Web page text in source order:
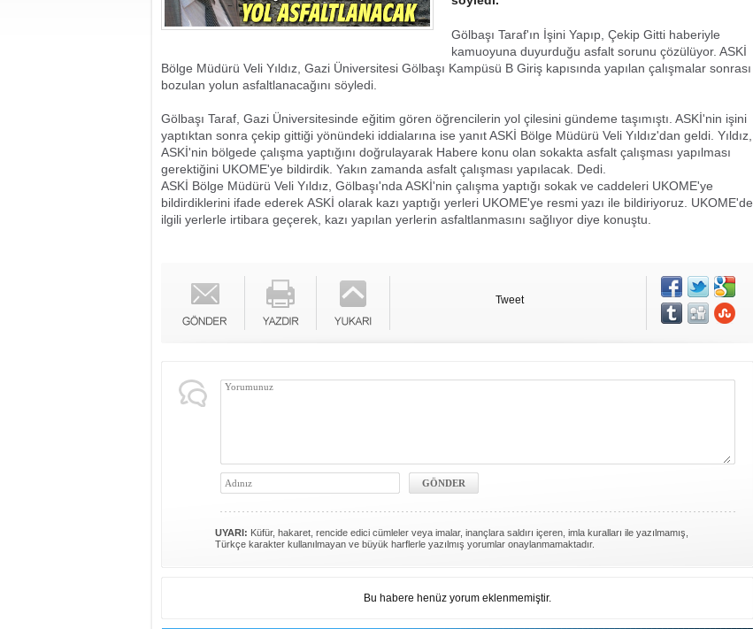
Gölbaşı Taraf'ın İşini Yapıp, Çekip Gitti haberiyle
kamuoyuna duyurduğu asfalt sorunu çözülüyor. ASKİ
Bölge Müdürü Veli Yıldız, Gazi Üniversitesi Gölbaşı Kampüsü B Giriş kapısında yapılan çalışmalar sonrası
bozulan yolun asfaltlanacağını söyledi.
Gölbaşı Taraf, Gazi Üniversitesinde eğitim gören öğrencilerin yol çilesini gündeme taşımıştı. ASKİ'nin işini
yaptıktan sonra çekip gittiği yönündeki iddialarına ise yanıt ASKİ Bölge Müdürü Veli Yıldız'dan geldi. Yıldız,
ASKİ'nin bölgede çalışma yaptığını doğrulayarak Habere konu olan sokakta asfalt çalışması yapılması
gerektiğini UKOME'ye bildirdik. Yakın zamanda asfalt çalışması yapılacak. Dedi.
ASKİ Bölge Müdürü Veli Yıldız, Gölbaşı'nda ASKİ'nin çalışma yaptığı sokak ve caddeleri UKOME'ye
bildirdiklerini ifade ederek ASKİ olarak kazı yaptığı yerleri UKOME'ye resmi yazı ile bildiriyoruz. UKOME'de
ilgili yerlerle irtibara geçerek, kazı yapılan yerlerin asfaltlanmasını sağlıyor diye konuştu.
Tweet
UYARI: Küfür, hakaret, rencide edici cümleler veya imalar, inançlara saldırı içeren, imla kuralları ile yazılmamış,
Türkçe karakter kullanılmayan ve büyük harflerle yazılmış yorumlar onaylanmamaktadır.
Bu habere henüz yorum eklenmemiştir.